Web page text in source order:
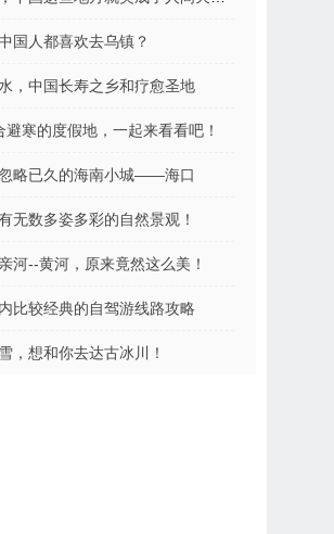
国人都喜欢去乌镇？
，中国长寿之乡和疗愈圣地
避寒的度假地，一起来看看吧！
略已久的海南小城——海口
无数多姿多彩的自然景观！
河--黄河，原来竟然这么美！
比较经典的自驾游线路攻略
，想和你去达古冰川！